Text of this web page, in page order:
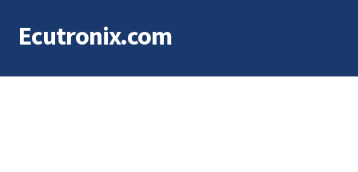
Saltar
a
Ir
al
Ecutronix.com